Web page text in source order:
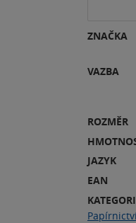
ZNAČKA
VAZBA
ROZMĚR
JAZYK
EAN